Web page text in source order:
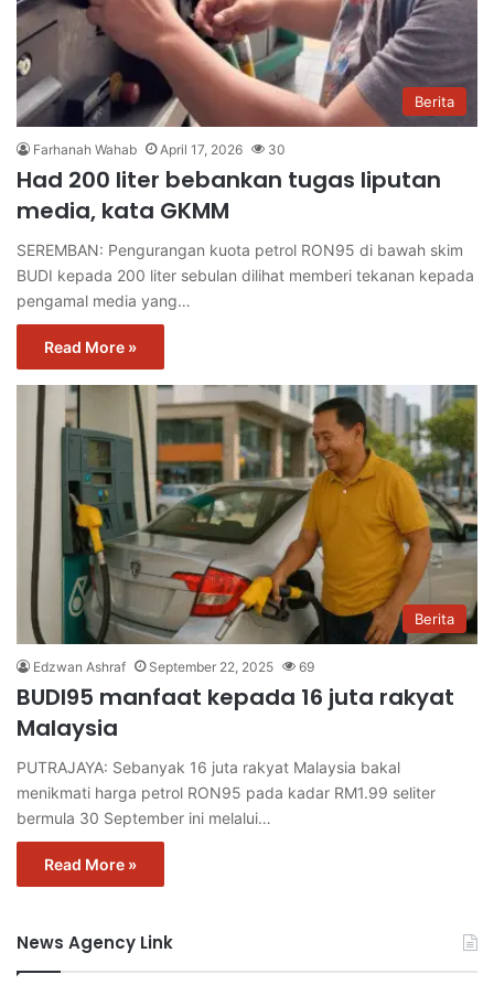
Berita
Farhanah Wahab April 17, 2026 30
Had 200 liter bebankan tugas liputan
media, kata GKMM
SEREMBAN: Pengurangan kuota petrol RON95 di bawah skim
BUDI kepada 200 liter sebulan dilihat memberi tekanan kepada
pengamal media yang…
Read More »
Berita
Edzwan Ashraf September 22, 2025 69
BUDI95 manfaat kepada 16 juta rakyat
Malaysia
PUTRAJAYA: Sebanyak 16 juta rakyat Malaysia bakal
menikmati harga petrol RON95 pada kadar RM1.99 seliter
bermula 30 September ini melalui…
Read More »
News Agency Link